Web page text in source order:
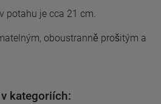
potahu je cca 21 cm.
oboustranně prošitým a
kategoriích: